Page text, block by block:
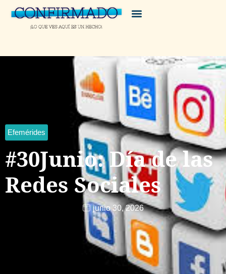
Efemérides
#30Junio: Día de las
Redes Sociales
junio 30, 2026